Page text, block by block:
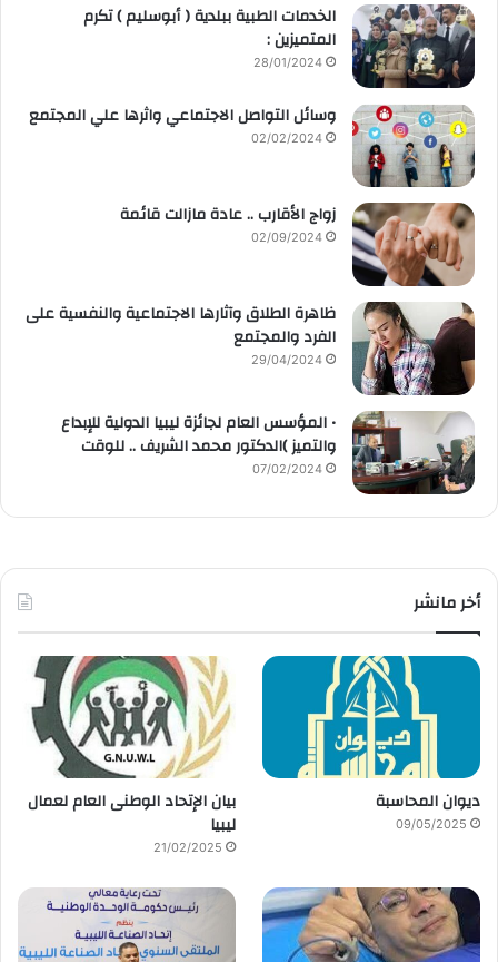
الخدمات الطبية ببلدية ( أبوسليم ) تكرم
المتميزين :
28/01/2024
وسائل التواصل الاجتماعي واثرها علي المجتمع
02/02/2024
زواج الأقارب .. عادة مازالت قائمة
02/09/2024
ظاهرة الطلاق وآثارها الاجتماعية والنفسية على
الفرد والمجتمع
29/04/2024
• المؤسس العام لجائزة ليبيا الدولية للإبداع
والتميز )الدكتور محمد الشريف .. للوقت
07/02/2024
أخر مانشر
ديوان المحاسبة
09/05/2025
بيان الإتحاد الوطنى العام لعمال
ليبيا
21/02/2025